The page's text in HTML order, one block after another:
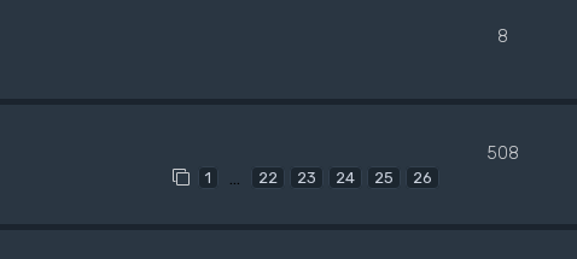
8
1 … 22 23 24 25 26
508